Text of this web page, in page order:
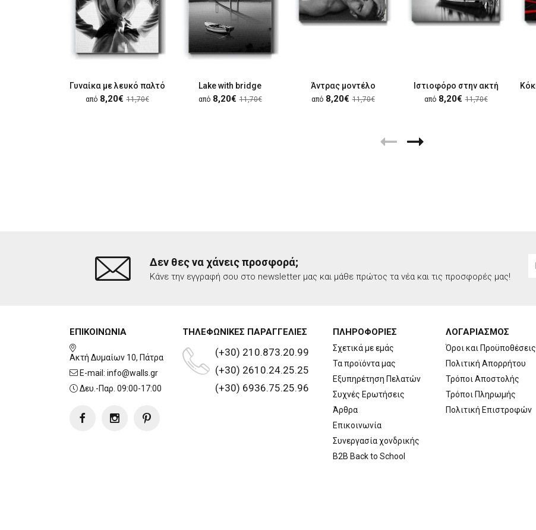
Γυναίκα με λευκό παλτό
από 8,20€ 11,70€
Lake with bridge
από 8,20€ 11,70€
Άντρας μοντέλο
από 8,20€ 11,70€
Ιστιοφόρο στην ακτή
από 8,20€ 11,70€
Δεν θες να χάνεις προσφορά;
Κάνε την εγγραφή σου στο newsletter μας και μάθε πρώτος τα νέα και τις προσφορές μας!
ΕΠΙΚΟΙΝΩΝΙΑ
Ακτή Δυμαίων 10, Πάτρα
E-mail: info@walls.gr
Δευ.-Παρ. 09:00-17:00
ΤΗΛΕΦΩΝΙΚΕΣ ΠΑΡΑΓΓΕΛΙΕΣ
(+30) 210.873.20.99
(+30) 2610.24.25.25
(+30) 6936.75.25.96
ΠΛΗΡΟΦΟΡΙΕΣ
Σχετικά με εμάς
Τα προϊόντα μας
Εξυπηρέτηση Πελατών
Συχνές Ερωτήσεις
Άρθρα
Επικοινωνία
Συνεργασία χονδρικής
B2B Back to School
ΛΟΓΑΡΙΑΣΜΟΣ
Όροι και Προϋποθέσεις
Πολιτική Απορρήτου
Τρόποι Αποστολής
Τρόποι Πληρωμής
Πολιτική Επιστροφών